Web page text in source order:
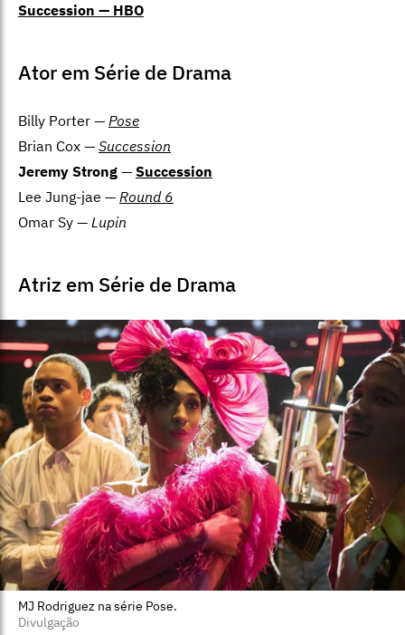
Succession — HBO
Ator em Série de Drama
Billy Porter — Pose
Brian Cox — Succession
Jeremy Strong — Succession
Lee Jung-jae — Round 6
Omar Sy — Lupin
Atriz em Série de Drama
MJ Rodriguez na série Pose.
Divulgação